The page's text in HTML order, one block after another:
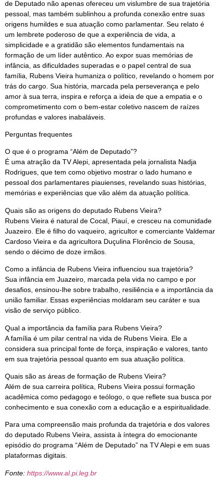
de Deputado não apenas ofereceu um vislumbre de sua trajetória
pessoal, mas também sublinhou a profunda conexão entre suas
origens humildes e sua atuação como parlamentar. Seu relato é
um lembrete poderoso de que a experiência de vida, a
simplicidade e a gratidão são elementos fundamentais na
formação de um líder autêntico. Ao expor suas memórias de
infância, as dificuldades superadas e o papel central de sua
família, Rubens Vieira humaniza o político, revelando o homem por
trás do cargo. Sua história, marcada pela perseverança e pelo
amor à sua terra, inspira e reforça a ideia de que a empatia e o
comprometimento com o bem-estar coletivo nascem de raízes
profundas e valores inabaláveis.
Perguntas frequentes
O que é o programa “Além de Deputado”?
É uma atração da TV Alepi, apresentada pela jornalista Nadja
Rodrigues, que tem como objetivo mostrar o lado humano e
pessoal dos parlamentares piauienses, revelando suas histórias,
memórias e experiências que vão além da atuação política.
Quais são as origens do deputado Rubens Vieira?
Rubens Vieira é natural de Cocal, Piauí, e cresceu na comunidade
Juazeiro. Ele é filho do vaqueiro, agricultor e comerciante Valdemar
Cardoso Vieira e da agricultora Duçulina Florêncio de Sousa,
sendo o décimo de doze irmãos.
Como a infância de Rubens Vieira influenciou sua trajetória?
Sua infância em Juazeiro, marcada pela vida no campo e por
desafios, ensinou-lhe sobre trabalho, resiliência e a importância da
união familiar. Essas experiências moldaram seu caráter e sua
visão de serviço público.
Qual a importância da família para Rubens Vieira?
A família é um pilar central na vida de Rubens Vieira. Ele a
considera sua principal fonte de força, inspiração e valores, tanto
em sua trajetória pessoal quanto em sua atuação política.
Quais são as áreas de formação de Rubens Vieira?
Além de sua carreira política, Rubens Vieira possui formação
acadêmica como pedagogo e teólogo, o que reflete sua busca por
conhecimento e sua conexão com a educação e a espiritualidade.
Para uma compreensão mais profunda da trajetória e dos valores
do deputado Rubens Vieira, assista à íntegra do emocionante
episódio do programa “Além de Deputado” na TV Alepi e em suas
plataformas digitais.
Fonte: https://www.al.pi.leg.br